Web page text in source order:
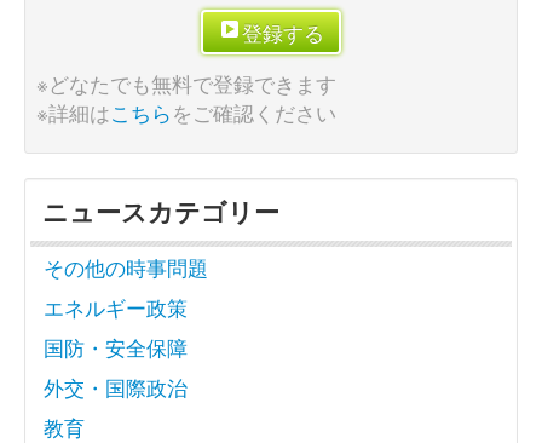
登録する
※どなたでも無料で登録できます
※詳細はこちらをご確認ください
ニュースカテゴリー
その他の時事問題
エネルギー政策
国防・安全保障
外交・国際政治
教育